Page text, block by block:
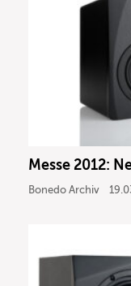
Messe 2012:
Bonedo Archiv